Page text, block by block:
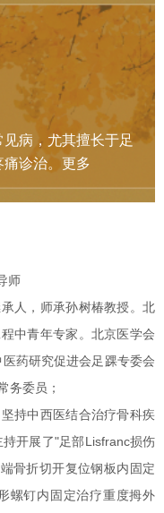
病，尤其擅长于足
诊治。 更多
师
人，师承孙树椿教授。北
中青年专家。北京医学会
药研究促进会足踝专委会
务委员；
持中西医结合治疗骨科疾
开展了"足部Lisfranc损伤
骨折切开复位钢板内固定
螺钉内固定治疗重度拇外